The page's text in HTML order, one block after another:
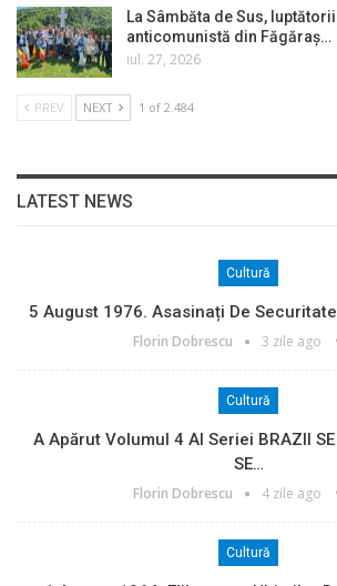
La Sâmbăta de Sus,
anticomunistă din Făgăraș…
iul. 27, 2026
PREV NEXT 1 of 2.484
LATEST NEWS
Cultură
5 August 1976. Asasinați De
Florin Dobrescu 3 zile ago
Cultură
A Apărut Volumul 4 Al Seriei BRAZII SE
SE…
Florin Dobrescu 4 zile ago
Cultură